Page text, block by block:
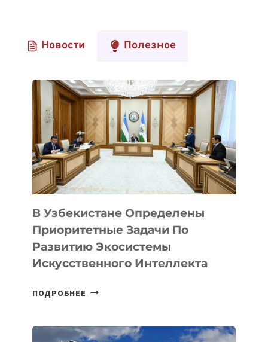
Новости Полезное
В Узбекистане Определены
Приоритетные Задачи По
Развитию Экосистемы
Искусственного Интеллекта
ПОДРОБНЕЕ
ПРИОРИТЕТНЫЕ